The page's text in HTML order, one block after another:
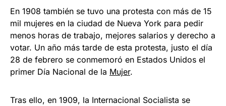
En 1908 también se tuvo una protesta con más de 15
mil mujeres en la ciudad de Nueva York para pedir
menos horas de trabajo, mejores salarios y derecho a
votar. Un año más tarde de esta protesta, justo el día
28 de febrero se conmemoró en Estados Unidos el
primer Día Nacional de la Mujer.
Tras ello, en 1909, la Internacional Socialista se